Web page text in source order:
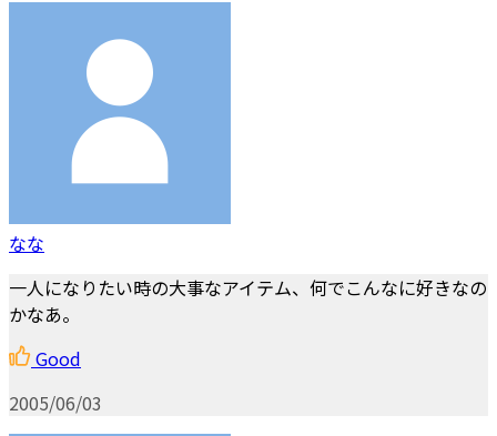
なな
一人になりたい時の大事なアイテム、何でこんなに好きなの
かなあ。
Good
2005/06/03